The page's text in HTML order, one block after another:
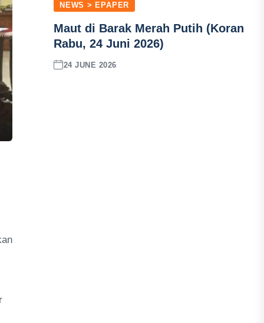
NEWS > EPAPER
Maut di Barak Merah Putih (Koran
Rabu, 24 Juni 2026)
24 JUNE 2026